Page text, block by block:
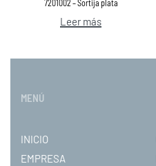
7201002 – Sortija plata
Leer más
MENÚ
INICIO
EMPRESA